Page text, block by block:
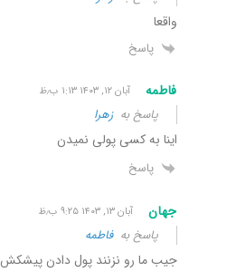
واقعا
پاسخ
فاطمه آبان ۱۲, ۱۴۰۳ ۱:۱۳ ب٫ظ
پاسخ بهزهرا
اینا به کسی پولی نمیدن
پاسخ
جهان آبان ۱۳, ۱۴۰۳ ۹:۲۵ ب٫ظ
پاسخ بهفاطمه
جیب ما رو نزنند پول دادن پیشکش